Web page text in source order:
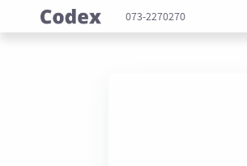
073-2270270